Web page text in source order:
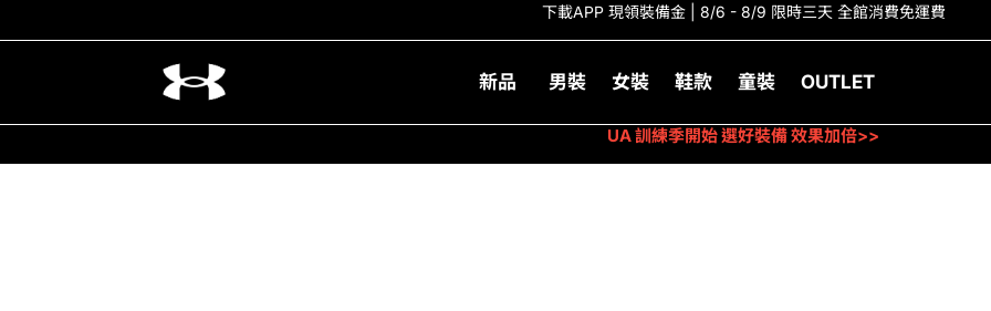
下載APP 現領裝備金 | 8/6 - 8/9 限時三天 全館消費免運費
新品 男裝 女裝 鞋款 童裝 OUTLET
UA 訓練季開始 選好裝備 效果加倍>>